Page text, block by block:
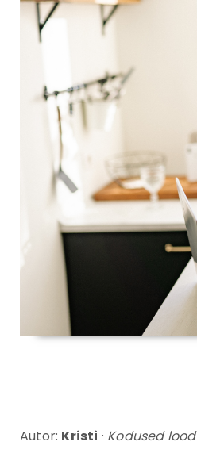
Autor: Kristi · Kodused lood